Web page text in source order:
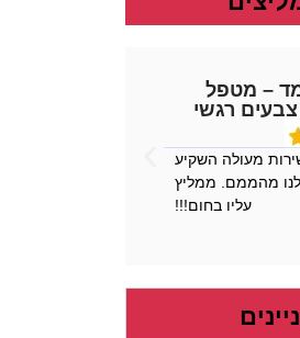
– מטפל
רגשי
מעולה השקיע
מהממם. ממליץ
עליו בחום!!!